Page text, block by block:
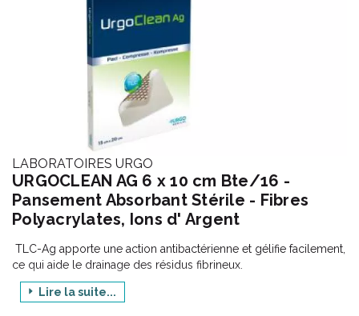
LABORATOIRES URGO
URGOCLEAN AG 6 x 10 cm Bte/16 -
Pansement Absorbant Stérile - Fibres
Polyacrylates, Ions d' Argent
TLC-Ag apporte une action antibactérienne et gélifie facilement,
ce qui aide le drainage des résidus fibrineux.
Lire la suite...